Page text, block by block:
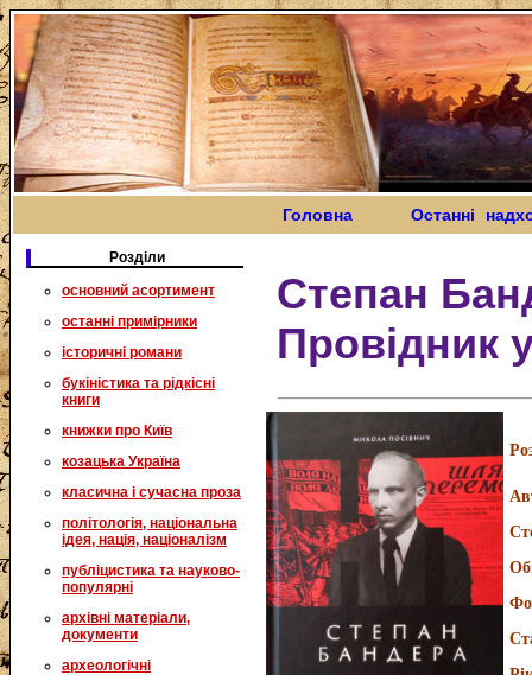
Головна Останні
Розділи
основний асортимент
останні примірники
історичні романи
букіністика та рідкісні
книги
книжки про Київ
козацька Україна
класична і сучасна проза
політологія, національна
ідея, нація, націоналізм
публіцистика та науково-
популярні
архівні матеріали,
документи
археологічні
Степан
Провідник